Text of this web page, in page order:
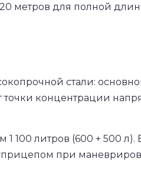
метров для полной
стали:
концентрации
100 литров (600 + 500
при